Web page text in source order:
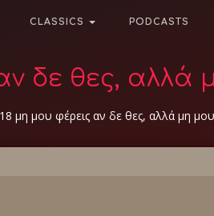
CLASSICS PODCASTS
δε θες, αλλά
μη μου φέρεις αν δε θες, αλλά μη μου